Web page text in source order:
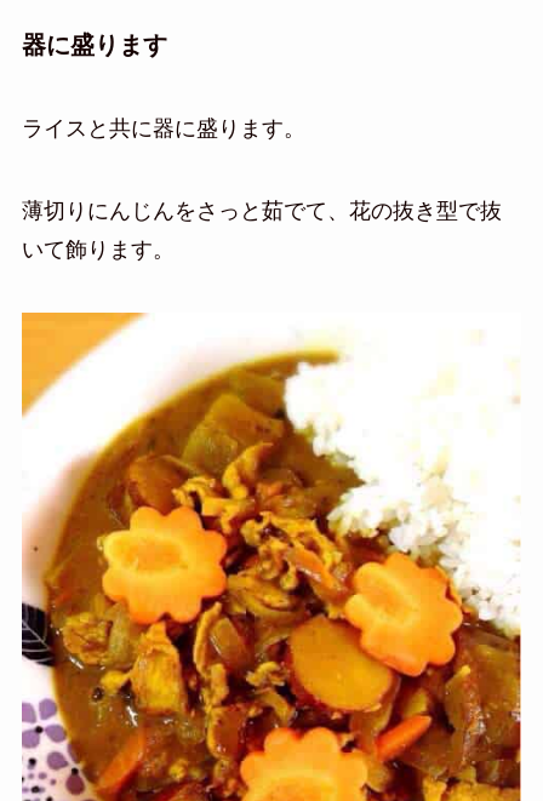
器に盛ります
ライスと共に器に盛ります。
薄切りにんじんをさっと茹でて、花の抜き型で抜
いて飾ります。